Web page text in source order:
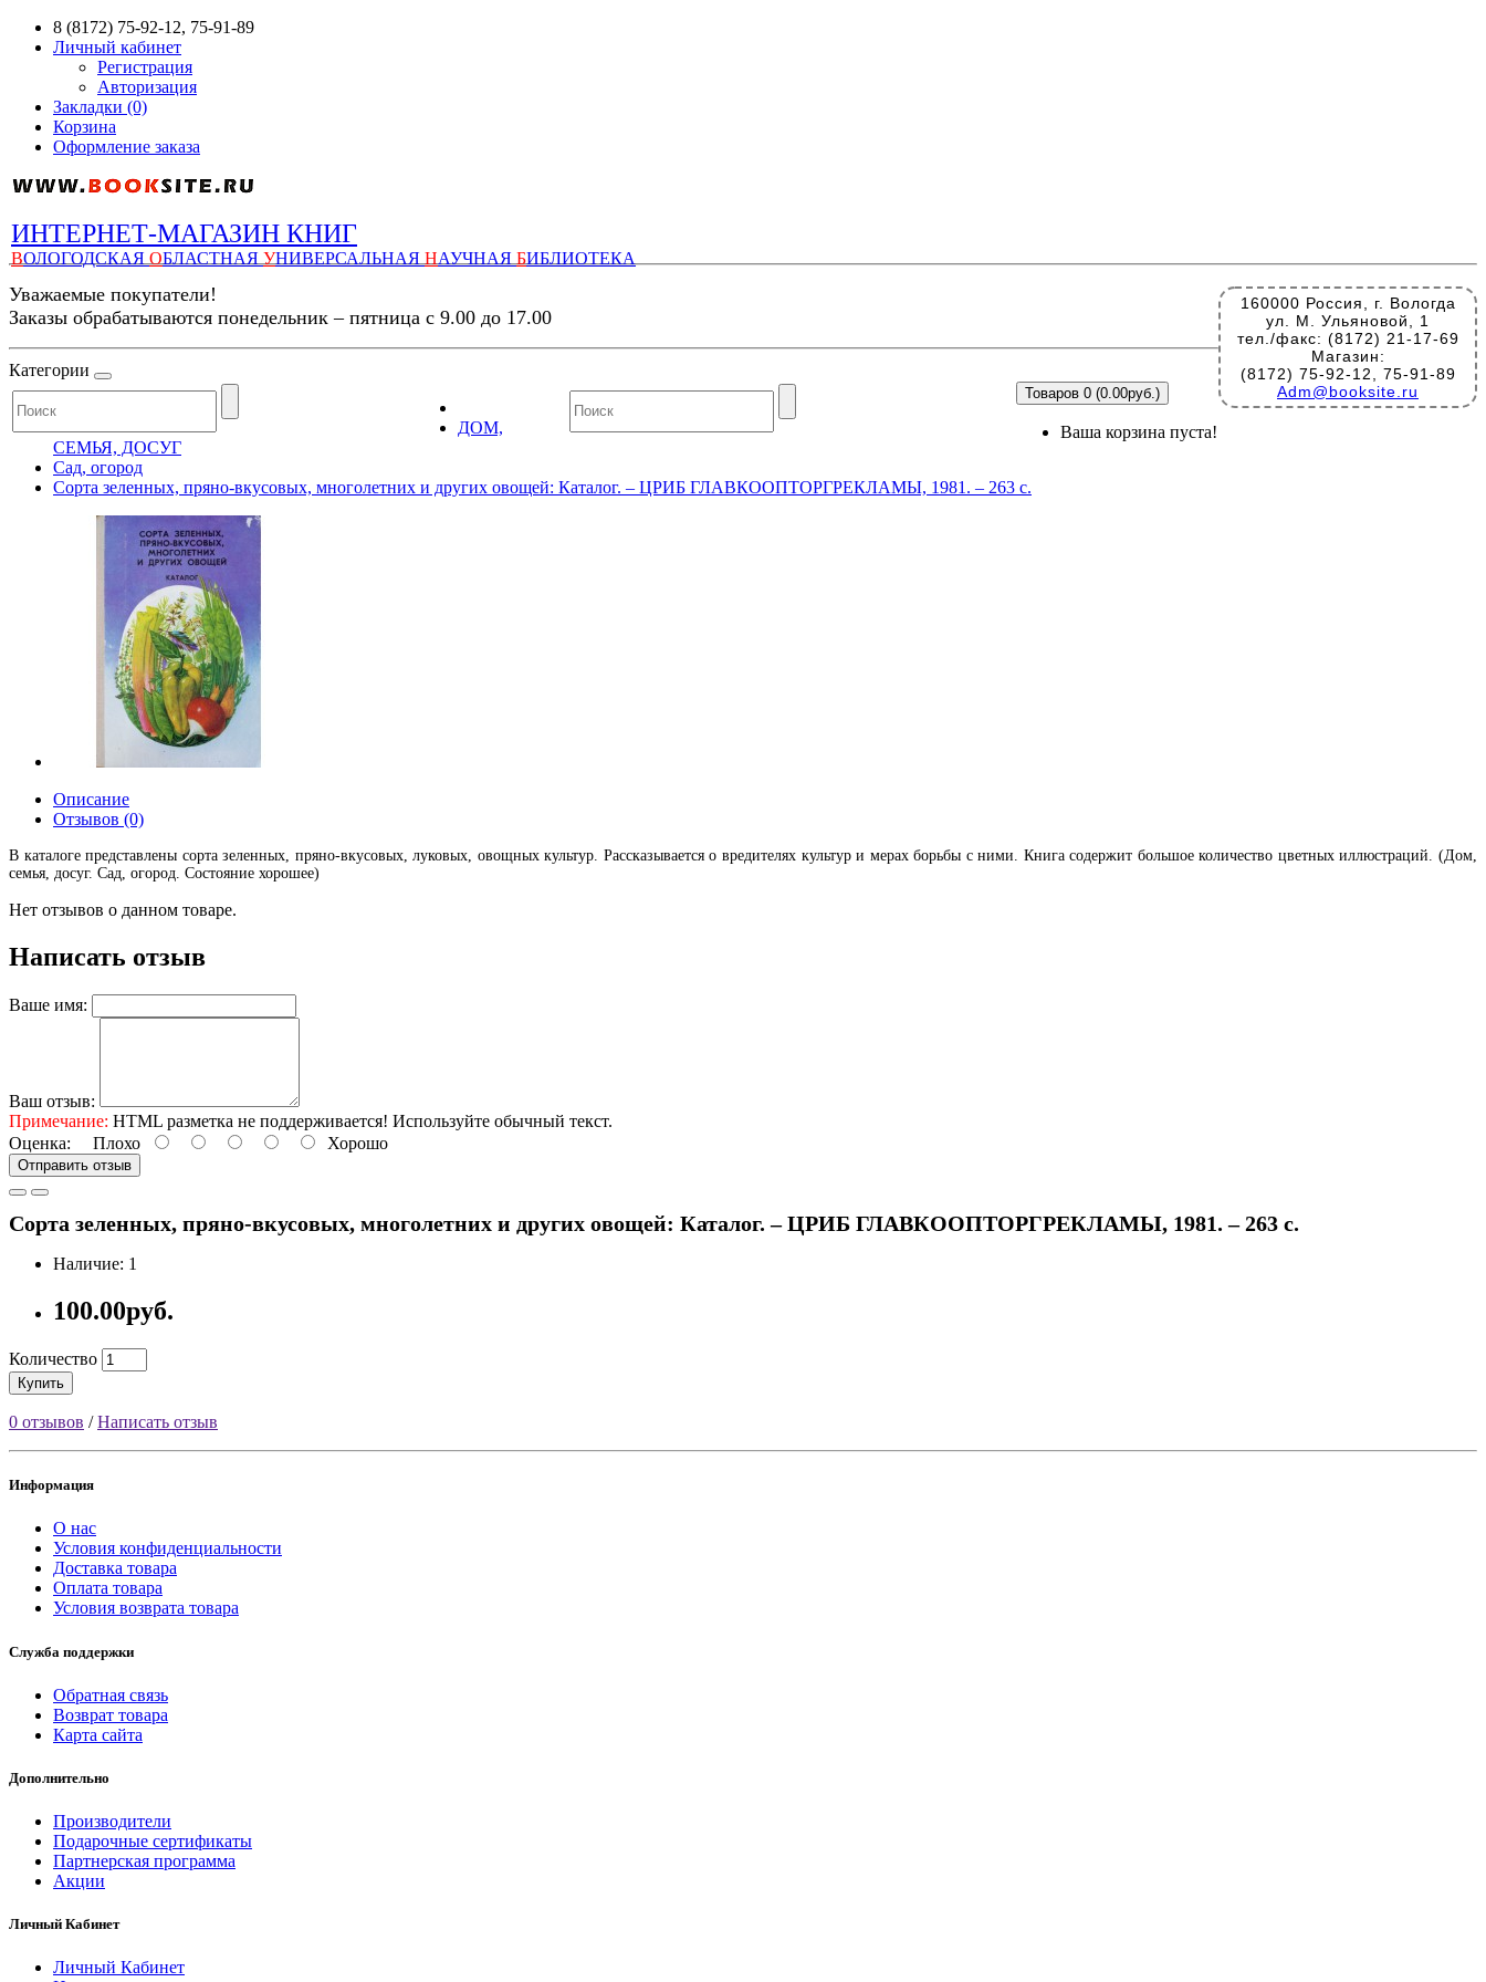
8 (8172) 75-92-12, 75-91-89
Личный кабинет
Регистрация
Авторизация
Закладки (0)
Корзина
Оформление заказа
ИНТЕРНЕТ-МАГАЗИН КНИГ
ВОЛОГОДСКАЯ ОБЛАСТНАЯ УНИВЕРСАЛЬНАЯ НАУЧНАЯ БИБЛИОТЕКА
160000 Россия, г. Вологда
ул. М. Ульяновой, 1
тел./факс: (8172) 21-17-69
Магазин:
(8172) 75-92-12, 75-91-89
Adm@booksite.ru
Уважаемые покупатели!
Заказы обрабатываются понедельник – пятница с 9.00 до 17.00
Категории
Товаров 0 (0.00руб.)
Ваша корзина пуста!
ДОМ,
СЕМЬЯ, ДОСУГ
Сад, огород
Сорта зеленных, пряно-вкусовых, многолетних и других овощей: Каталог. – ЦРИБ ГЛАВКООПТОРГРЕКЛАМЫ, 1981. – 263 с.
Описание
Отзывов (0)
В каталоге представлены сорта зеленных, пряно-вкусовых, луковых, овощных культур. Рассказывается о вредителях культур и мерах борьбы с ними. Книга содержит большое количество цветных иллюстраций. (Дом,
семья, досуг. Сад, огород. Состояние хорошее)
Нет отзывов о данном товаре.
Написать отзыв
Ваше имя:
Ваш отзыв:
Примечание: HTML разметка не поддерживается! Используйте обычный текст.
Оценка: Плохо Хорошо
Отправить отзыв
Сорта зеленных, пряно-вкусовых, многолетних и других овощей: Каталог. – ЦРИБ ГЛАВКООПТОРГРЕКЛАМЫ, 1981. – 263 с.
Наличие: 1
100.00руб.
Количество
Купить
0 отзывов /Написать отзыв
Информация
О нас
Условия конфиденциальности
Доставка товара
Оплата товара
Условия возврата товара
Служба поддержки
Обратная связь
Возврат товара
Карта сайта
Дополнительно
Производители
Подарочные сертификаты
Партнерская программа
Акции
Личный Кабинет
Личный Кабинет